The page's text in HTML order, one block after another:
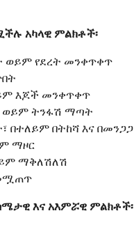
አካላዊ ምልክቶች፡
ወይም የደረት መንቀጥቀጥ
እጆች መንቀጥቀጥ
ወይም ትንፋሽ ማጣት
በተለይም በትከሻ እና በመንጋጋ
ማዞር
ማቅለሽለሽ
እና አእምሯዊ ምልክቶች፡